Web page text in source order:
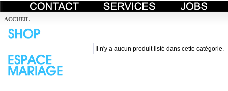
ACCUEIL
Il n'y a aucun produit listé dans cette catégorie.